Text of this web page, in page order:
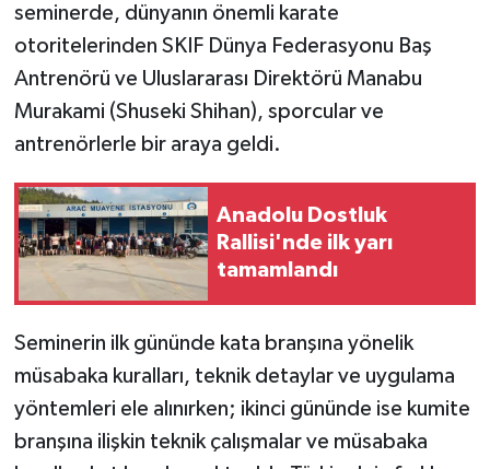
seminerde, dünyanın önemli karate
otoritelerinden SKIF Dünya Federasyonu Baş
Antrenörü ve Uluslararası Direktörü Manabu
Murakami (Shuseki Shihan), sporcular ve
antrenörlerle bir araya geldi.
Anadolu Dostluk
Rallisi'nde ilk yarı
tamamlandı
Seminerin ilk gününde kata branşına yönelik
müsabaka kuralları, teknik detaylar ve uygulama
yöntemleri ele alınırken; ikinci gününde ise kumite
branşına ilişkin teknik çalışmalar ve müsabaka